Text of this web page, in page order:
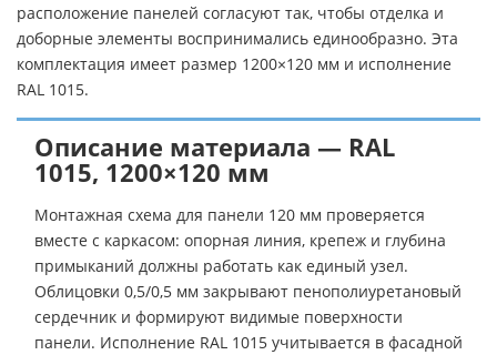
расположение панелей согласуют так, чтобы отделка и
доборные элементы воспринимались единообразно. Эта
комплектация имеет размер 1200×120 мм и исполнение
RAL 1015.
Описание материала — RAL
1015, 1200×120 мм
Монтажная схема для панели 120 мм проверяется
вместе с каркасом: опорная линия, крепеж и глубина
примыканий должны работать как единый узел.
Облицовки 0,5/0,5 мм закрывают пенополиуретановый
сердечник и формируют видимые поверхности
панели. Исполнение RAL 1015 учитывается в фасадной